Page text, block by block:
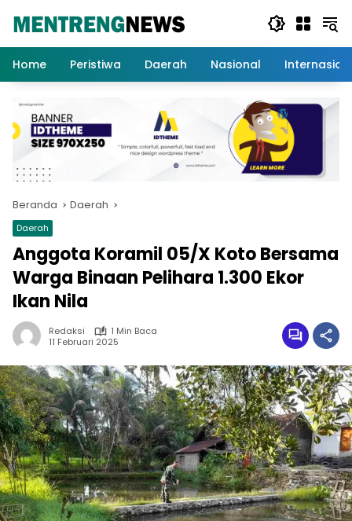
Home
Peristiwa Daerah Nasional
Beranda Daerah
Daerah
Anggota Koramil 05/X Koto Bersama
Warga Binaan Pelihara 1.300 Ekor
Ikan Nila
Redaksi
1 Min Baca
11 Februari 2025